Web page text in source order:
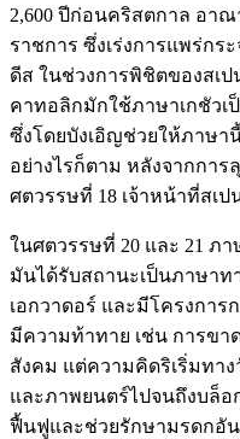
2,600 ปีก่อนคริสตกาล อา
ราชการ ซึ่งเร่งการแพร่กร
ดีส ในช่วงการพิชิตของสเ
คาทอลิกมักใช้ภาษาเกชัวเ
ซึ่งโดยบังเอิญช่วยให้ภาษา
อย่างไรก็ตาม หลังจากกา
ศตวรรษที่ 18 เจ้าหน้าที่สเ
ในศตวรรษที่ 20 และ 21 ภ
มันได้รับสถานะเป็นภาษาท
เอกวาดอร์ และมีโครงกา
มีความท้าทาย เช่น การข
สังคม แต่ความคิดริเริ่มท
และภาพยนตร์ไปจนถึงบล็
ฟื้นฟูและช่วยรักษามรดกอั